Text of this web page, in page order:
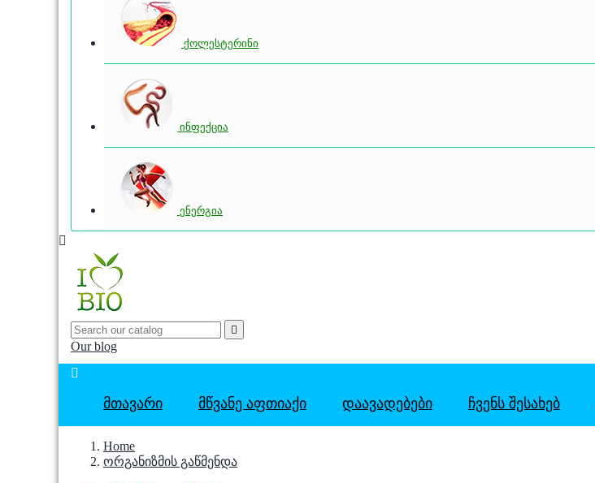
ქოლესტერინი
ინფექცია
ენერგია


Our blog

ᲛᲗᲐᲕᲐᲠᲘ ᲛᲬᲕᲐᲜᲔ ᲐᲤᲗᲘᲐᲥᲘ ᲓᲐᲐᲕᲐᲓᲔᲑᲔᲑᲘ ᲩᲕᲔᲜᲡ ᲨᲔᲡᲐᲮᲔᲑ
Home
ორგანიზმის გაწმენდა